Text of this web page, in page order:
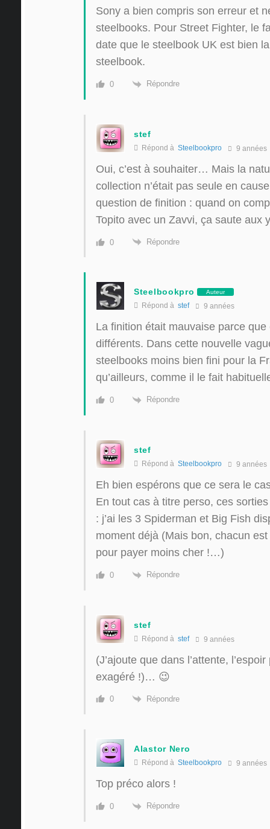
Sony a bien compris son erreur et
steelbooks. Pour Street Fighter, le
date que le steelbook UK est bien
steelbook.
0 Répondre
stef
Répond à Steelbookpro 9 années
Oui, c’est à souhaiter… Mais la
collection n’était pas seule en
question de finition : quand on
Topito avec un Zavvi, ça saute aux
0 Répondre
Steelbookpro Auteur
Répond à stef 9 années
La finition était mauvaise parce que
différents. Dans cette nouvelle
steelbooks moins bien fini pour la
qu’ailleurs, comme il le fait
0 Répondre
stef
Répond à Steelbookpro 9 années
Eh bien espérons que ce sera le
En tout cas à titre perso, ces
: j’ai les 3 Spiderman et Big Fish
moment déjà (Mais bon, chacun
pour payer moins cher !…)
0 Répondre
stef
Répond à stef 9 années
(J’ajoute que dans l’attente,
exagéré !)… 😉
0 Répondre
Alastor Nero
Répond à Steelbookpro 9 années
Top préco alors !
0 Répondre